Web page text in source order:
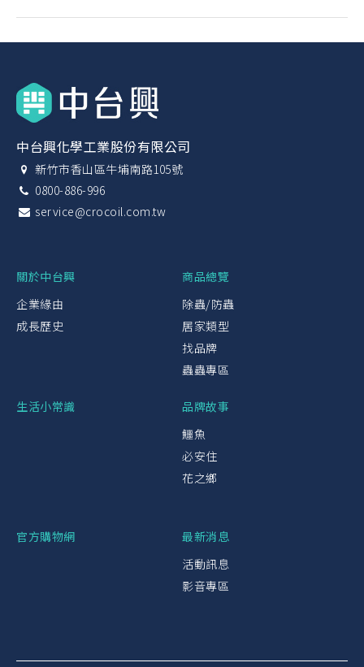
中台興化學工業股份有限公司
新竹市香山區牛埔南路105號
0800-886-996
service@crocoil.com.tw
關於中台興
企業緣由
成長歷史
商品總覽
除蟲/防蟲
居家類型
找品牌
蟲蟲專區
生活小常識
品牌故事
鱷魚
必安住
花之鄉
官方購物網
最新消息
活動訊息
影音專區